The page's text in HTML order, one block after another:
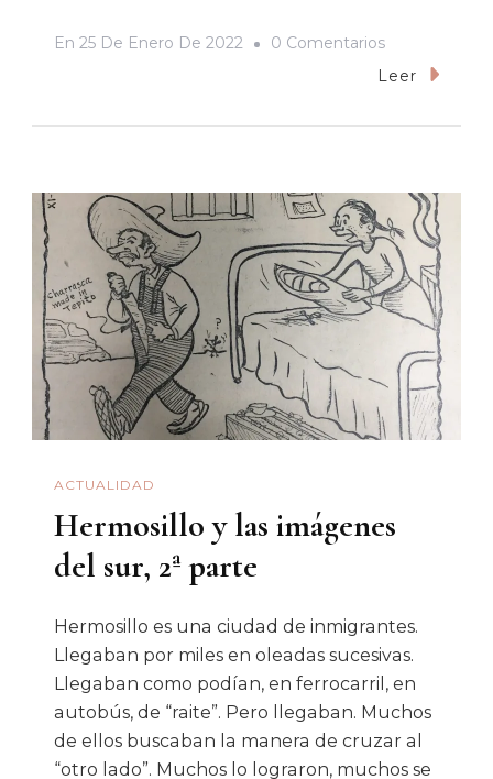
En 25 De Enero De 2022 0 ComentariosEn
¡Ábrase,
Frente
A
La
Iglesia
Leer
ACTUALIDAD
Hermosillo y las imágenes
del sur, 2ª parte
Hermosillo es una ciudad de inmigrantes.
Llegaban por miles en oleadas sucesivas.
Llegaban como podían, en ferrocarril, en
autobús, de “raite”. Pero llegaban. Muchos
de ellos buscaban la manera de cruzar al
“otro lado”. Muchos lo lograron, muchos se